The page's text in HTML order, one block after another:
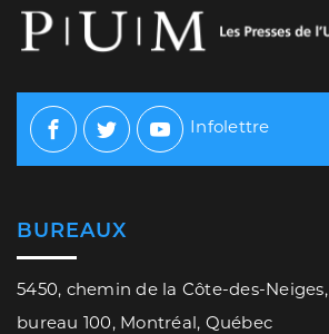
Facebook
TwitterYoutube
Infolettre
BUREAUX
5450, chemin de la Côte-des-Neiges,
bureau 100, Montréal, Québec